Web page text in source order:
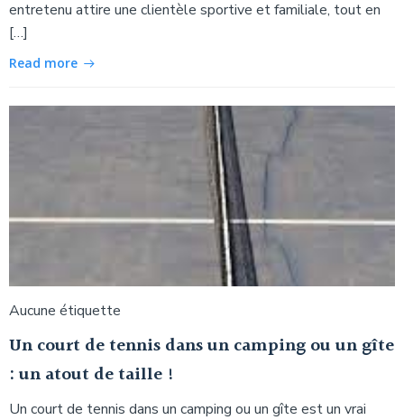
entretenu attire une clientèle sportive et familiale, tout en
[…]
Read more
Aucune étiquette
Un court de tennis dans un camping ou un gîte
: un atout de taille !
Un court de tennis dans un camping ou un gîte est un vrai